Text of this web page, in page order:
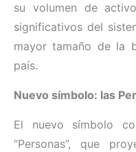
su volumen de
significativos del
mayor tamaño de la
país.
Nuevo símbolo: las
El nuevo símbolo
“Personas”, que